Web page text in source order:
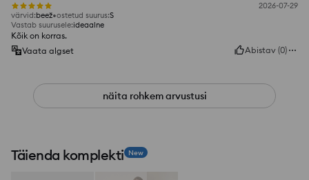
2026-07-29
värvid:beež ostetud suurus:S
Vastab suurusele:ideaalne
Kõik on korras.
Vaata algset
Abistav (0)
näita rohkem arvustusi
Täienda komplekti New